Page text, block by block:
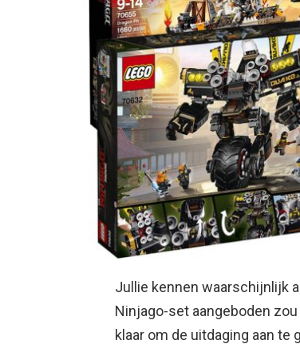
Jullie kennen waarschijnlijk
Ninjago-set aangeboden
klaar om de uitdaging aan te